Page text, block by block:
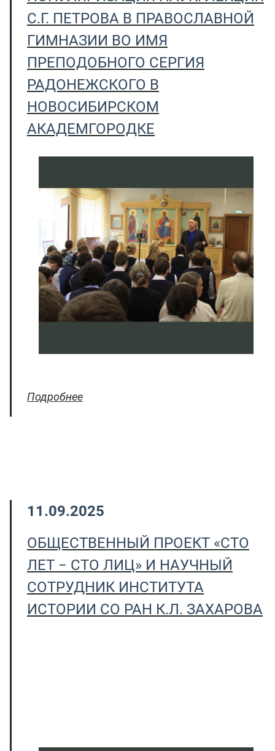
С.Г. ПЕТРОВА В ПРАВОСЛАВНОЙ
ГИМНАЗИИ ВО ИМЯ
ПРЕПОДОБНОГО СЕРГИЯ
РАДОНЕЖСКОГО В
НОВОСИБИРСКОМ
АКАДЕМГОРОДКЕ
Подробнее
11.09.2025
ОБЩЕСТВЕННЫЙ ПРОЕКТ «СТО
ЛЕТ − СТО ЛИЦ» И НАУЧНЫЙ
СОТРУДНИК ИНСТИТУТА
ИСТОРИИ СО РАН К.Л. ЗАХАРОВА